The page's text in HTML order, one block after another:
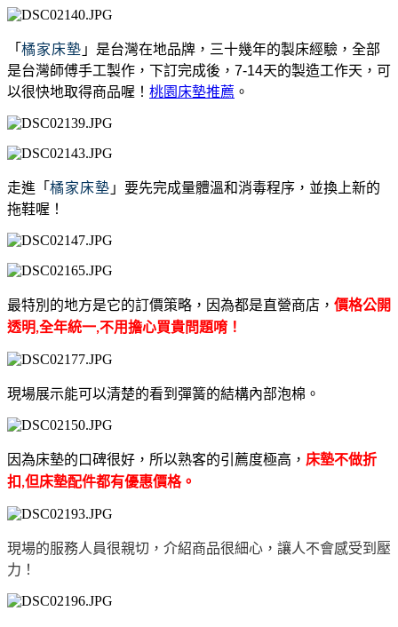
「 橘家床墊 」是台灣在地品牌，三十幾年的製床經驗，全部
是台灣師傅手工製作，下訂完成後，7-14天的製造工作天，可
以很快地取得商品喔！ 桃園床墊推薦 。
走進「 橘家床墊 」要先完成量體溫和消毒程序，並換上新的
拖鞋喔！
最特別的地方是它的訂價策略，因為都是直營商店， 價格公開
透明,全年統一,不用擔心買貴問題唷！
現場展示能可以清楚的看到彈簧的結構內部泡棉。
因為床墊的口碑很好，所以熟客的引薦度極高， 床墊不做折
扣,但床墊配件都有優惠價格。
現場的服務人員很親切，介紹商品很細心，讓人不會感受到壓
力！